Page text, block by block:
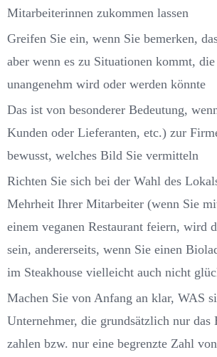
Mitarbeiterinnen zukommen lassen
Greifen Sie ein, wenn Sie bemerken,
aber wenn es zu Situationen kommt,
unangenehm wird oder werden könnte
Das ist von besonderer Bedeutung,
Kunden oder Lieferanten, etc.) zur
bewusst, welches Bild Sie vermitteln
Richten Sie sich bei der Wahl des
Mehrheit Ihrer Mitarbeiter (wenn Sie
einem veganen Restaurant feiern, wird
sein, andererseits, wenn Sie einen
im Steakhouse vielleicht auch nicht
Machen Sie von Anfang an klar, WAS
Unternehmer, die grundsätzlich nur
zahlen bzw. nur eine begrenzte Zahl